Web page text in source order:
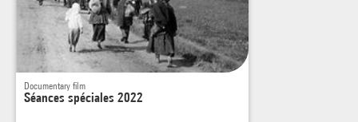
Documentary film
Séances spéciales 2022